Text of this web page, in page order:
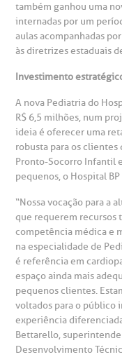
R. Martiniano de
CEP: 01323-001 | Bela
São Paulo - SP
a BP
Conosco
de
de Bioética
Cirurgia
frequentes
de Sangue
de órgãos
de cuidado
também ganhou uma
internadas por um
aulas acompanhadas
às diretrizes estaduais
Investimento
A nova Pediatria do
R$ 6,5 milhões, num
ideia é oferecer uma
robusta para os
Pronto-Socorro Infantil
pequenos, o Hospital
“Nossa vocação para a
que requerem recursos
competência médica e
na especialidade de
é referência em
espaço ainda mais
pequenos clientes.
voltados para o público
experiência
Bettarello,
Desenvolvimento